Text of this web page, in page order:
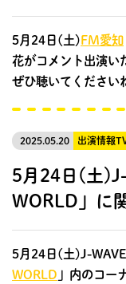
5月24日(土)FM愛知
花がコメント出演い
ぜひ聴いてください
2025.05.20 出演情報
5月24日(土
WORLD」に
5月24日(土)J-
WORLD 」内のコ